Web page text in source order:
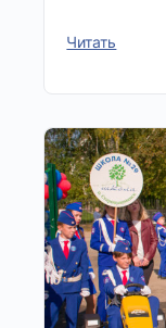
Читать